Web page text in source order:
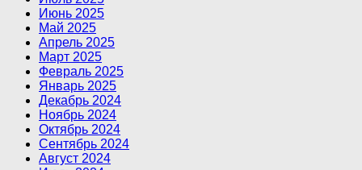
Июнь 2025
Май 2025
Апрель 2025
Март 2025
Февраль 2025
Январь 2025
Декабрь 2024
Ноябрь 2024
Октябрь 2024
Сентябрь 2024
Август 2024